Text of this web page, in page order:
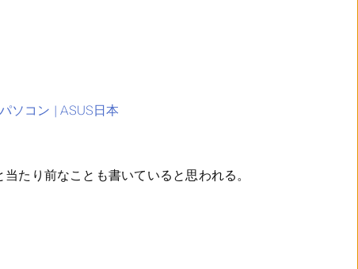
ソコン | ASUS日本
たり前なことも書いていると思われる。